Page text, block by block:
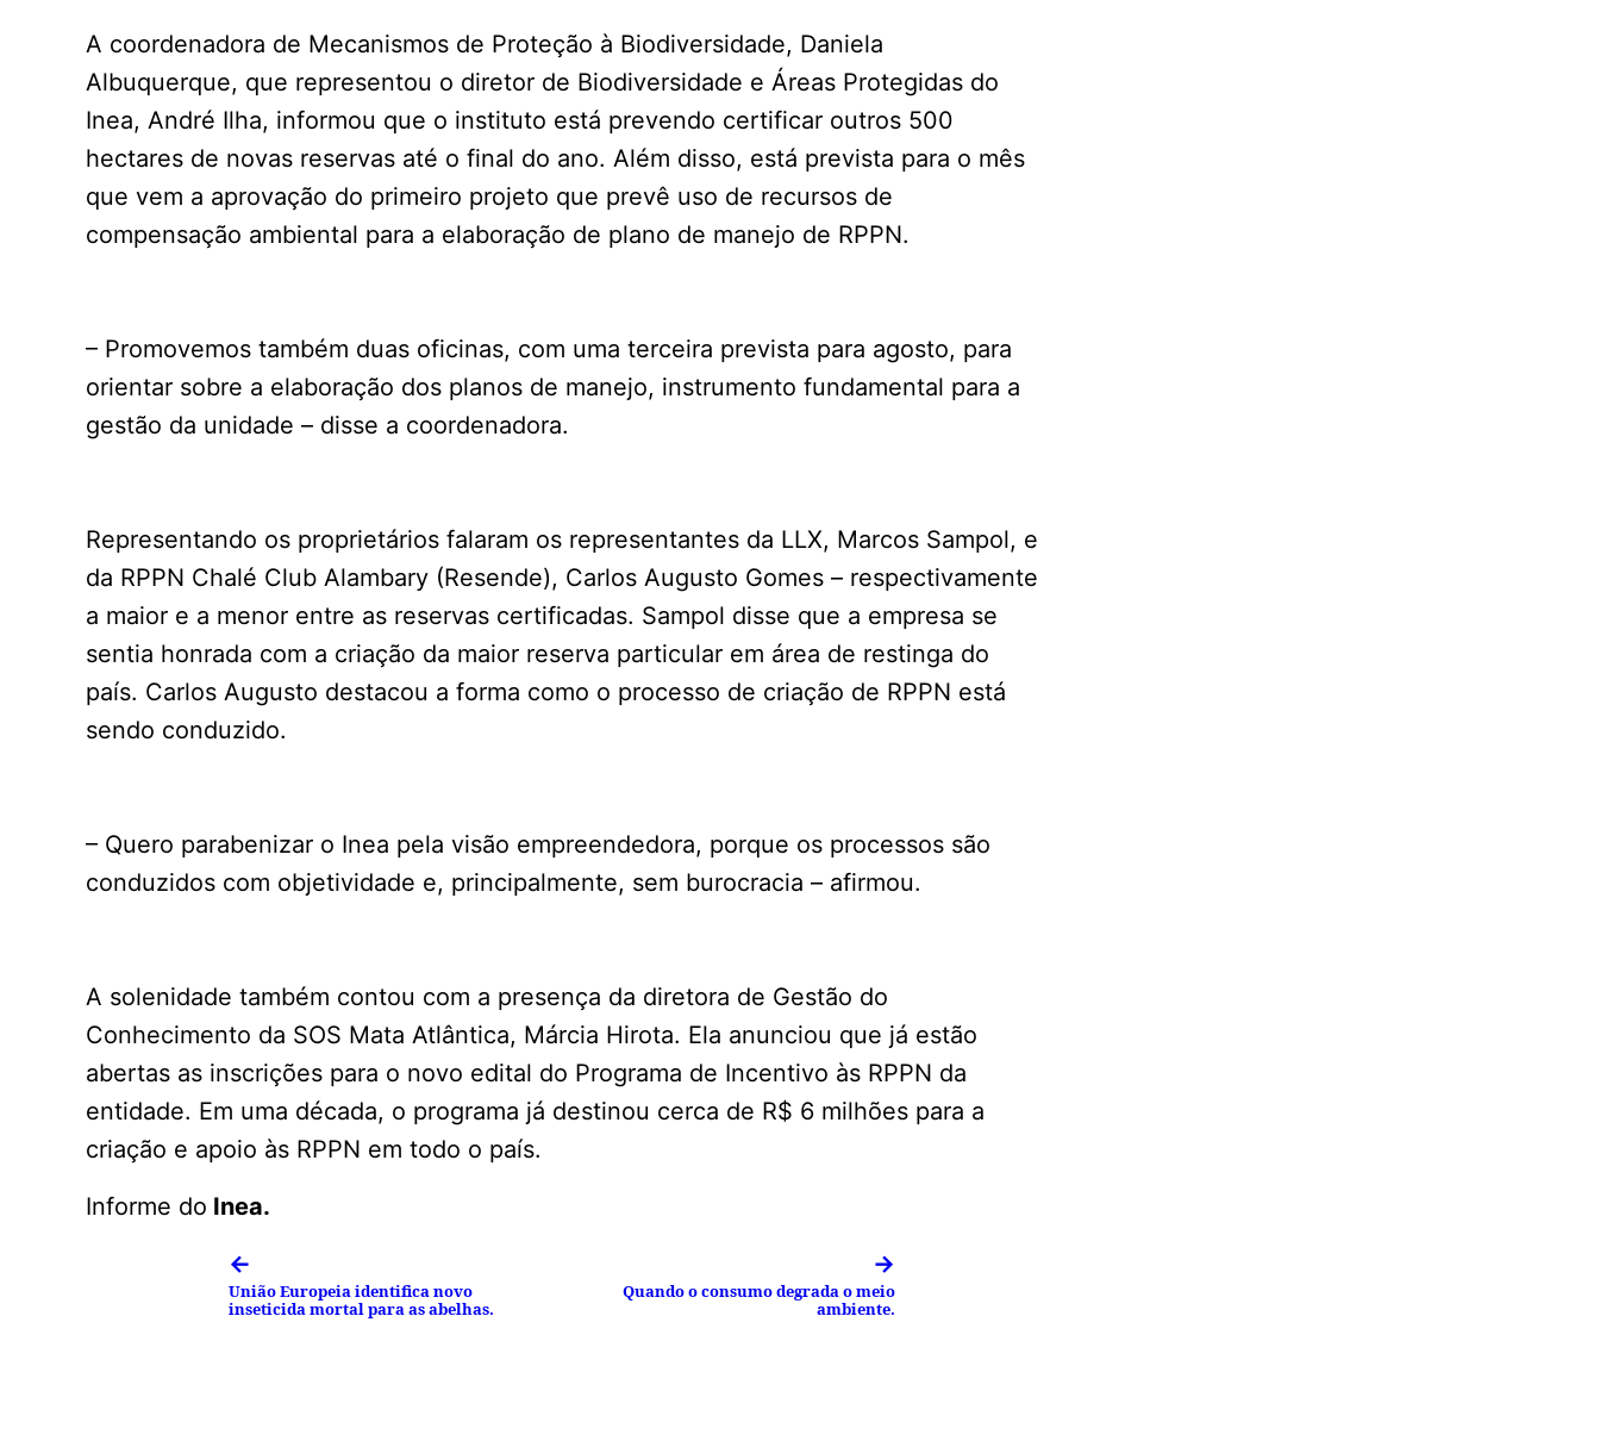
A coordenadora de Mecanismos de Proteção à Biodiversidade, Daniela
Albuquerque, que representou o diretor de Biodiversidade e Áreas Protegidas do
Inea, André Ilha, informou que o instituto está prevendo certificar outros 500
hectares de novas reservas até o final do ano. Além disso, está prevista para o mês
que vem a aprovação do primeiro projeto que prevê uso de recursos de
compensação ambiental para a elaboração de plano de manejo de RPPN.
– Promovemos também duas oficinas, com uma terceira prevista para agosto, para
orientar sobre a elaboração dos planos de manejo, instrumento fundamental para a
gestão da unidade – disse a coordenadora.
Representando os proprietários falaram os representantes da LLX, Marcos Sampol, e
da RPPN Chalé Club Alambary (Resende), Carlos Augusto Gomes – respectivamente
a maior e a menor entre as reservas certificadas. Sampol disse que a empresa se
sentia honrada com a criação da maior reserva particular em área de restinga do
país. Carlos Augusto destacou a forma como o processo de criação de RPPN está
sendo conduzido.
– Quero parabenizar o Inea pela visão empreendedora, porque os processos são
conduzidos com objetividade e, principalmente, sem burocracia – afirmou.
A solenidade também contou com a presença da diretora de Gestão do
Conhecimento da SOS Mata Atlântica, Márcia Hirota. Ela anunciou que já estão
abertas as inscrições para o novo edital do Programa de Incentivo às RPPN da
entidade. Em uma década, o programa já destinou cerca de R$ 6 milhões para a
criação e apoio às RPPN em todo o país.
Informe do Inea.
←
União Europeia identifica novo
inseticida mortal para as abelhas.
→
Quando o consumo degrada o meio
ambiente.